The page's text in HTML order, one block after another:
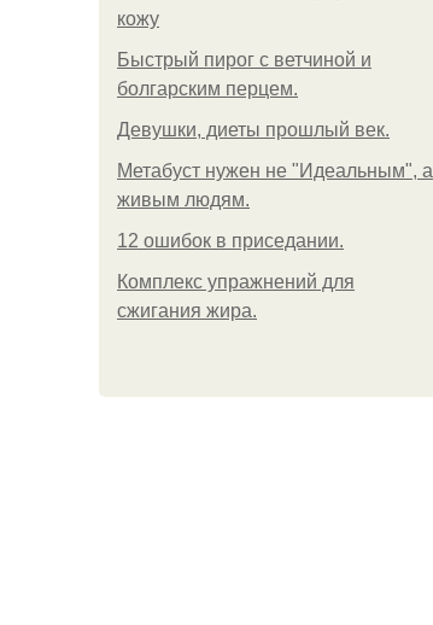
кожу
Быстрый пирог с ветчиной и
болгарским перцем.
Девушки, диеты прошлый век.
Метабуст нужен не "Идеальным", а
живым людям.
12 ошибок в приседании.
Комплекс упражнений для
сжигания жира.